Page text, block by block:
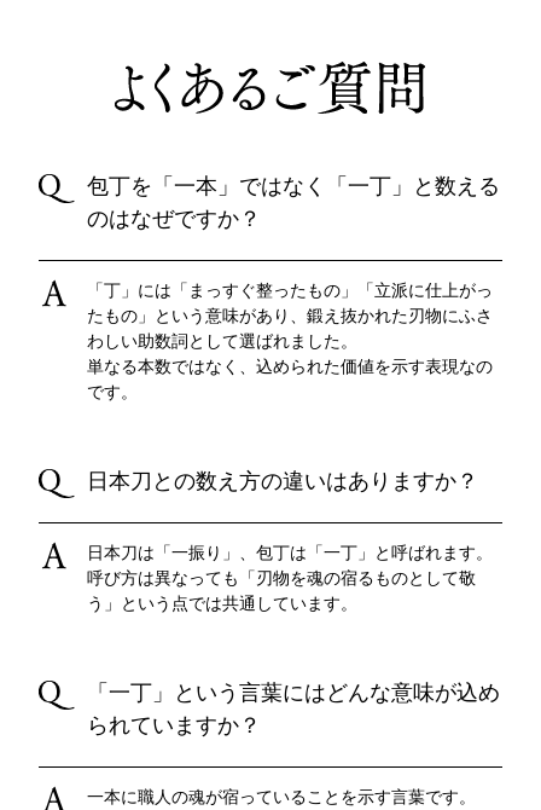
包丁を「一本」ではなく「一丁」と数える
のはなぜですか？
「丁」には「まっすぐ整ったもの」「立派に仕上がっ
たもの」という意味があり、鍛え抜かれた刃物にふさ
わしい助数詞として選ばれました。
単なる本数ではなく、込められた価値を示す表現なの
です。
日本刀との数え方の違いはありますか？
日本刀は「一振り」、包丁は「一丁」と呼ばれます。
呼び方は異なっても「刃物を魂の宿るものとして敬
う」という点では共通しています。
「一丁」という言葉にはどんな意味が込め
られていますか？
一本に職人の魂が宿っていることを示す言葉です。